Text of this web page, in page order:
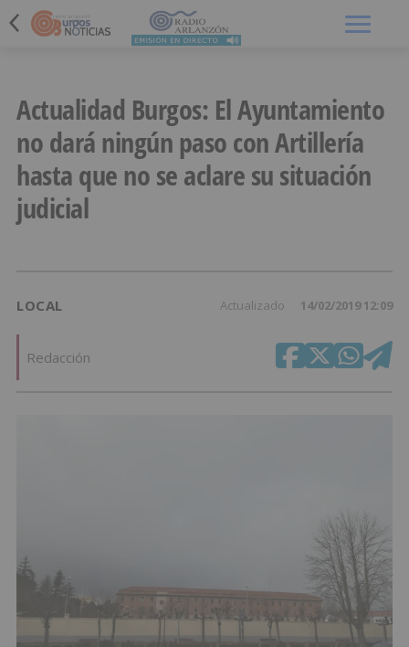
Actualidad Burgos: El Ayuntamiento
no dará ningún paso con Artillería
hasta que no se aclare su situación
judicial
LOCAL Actualizado 14/02/2019 12:09
Redacción